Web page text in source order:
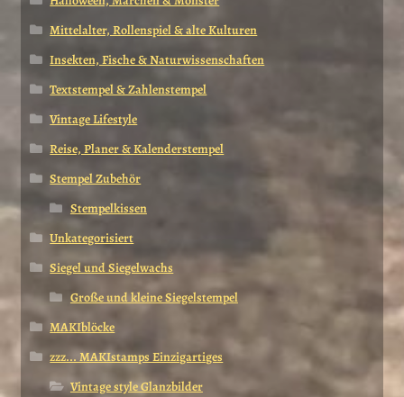
Mittelalter, Rollenspiel & alte Kulturen
Insekten, Fische & Naturwissenschaften
Textstempel & Zahlenstempel
Vintage Lifestyle
Reise, Planer & Kalenderstempel
Stempel Zubehör
Stempelkissen
Unkategorisiert
Siegel und Siegelwachs
Große und kleine Siegelstempel
MAKIblöcke
zzz... MAKIstamps Einzigartiges
Vintage style Glanzbilder